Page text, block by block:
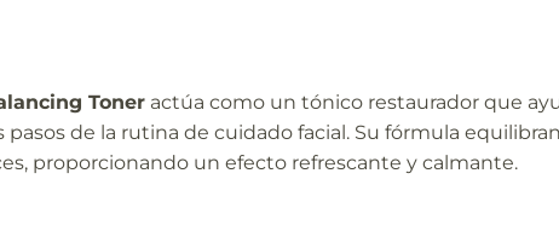
Toner actúa como un tónico restaurador que
de la rutina de cuidado facial. Su fórmula
proporcionando un efecto refrescante y calmante.